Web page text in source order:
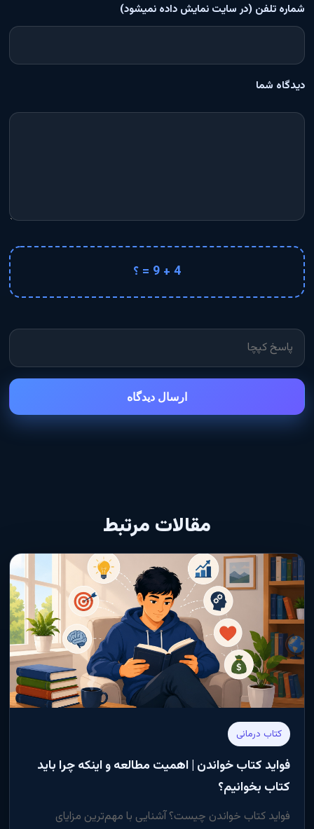
شماره تلفن (در سایت نمایش داده نمیشود)
دیدگاه شما
4 + 9 = ؟
ارسال دیدگاه
مقالات مرتبط
کتاب درمانی
فواید کتاب خواندن | اهمیت مطالعه و اینکه چرا باید
کتاب بخوانیم؟
فواید کتاب خواندن چیست؟ آشنایی با مهم‌ترین مزایای